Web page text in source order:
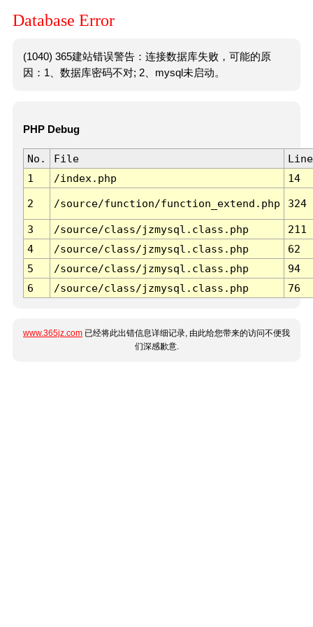
Database Error
(1040) 365建站错误警告：连接数据库失败，可能的原
因：1、数据库密码不对; 2、mysql未启动。
PHP Debug
No. File
Line
1
/index.php 14
2 /source/function/function_extend.php 324
3 /source/class/jzmysql.class.php
211
4
/source/class/jzmysql.class.php
62
5
/source/class/jzmysql.class.php
94
6
/source/class/jzmysql.class.php 76
www.365jz.com 已经将此出错信息详细记录, 由此给您带来的访问不便我
们深感歉意.